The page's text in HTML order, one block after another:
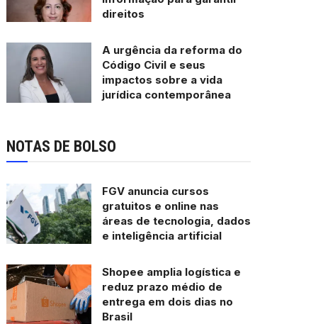
direitos
A urgência da reforma do
Código Civil e seus
impactos sobre a vida
jurídica contemporânea
NOTAS DE BOLSO
FGV anuncia cursos
gratuitos e online nas
áreas de tecnologia, dados
e inteligência artificial
Shopee amplia logística e
reduz prazo médio de
entrega em dois dias no
Brasil